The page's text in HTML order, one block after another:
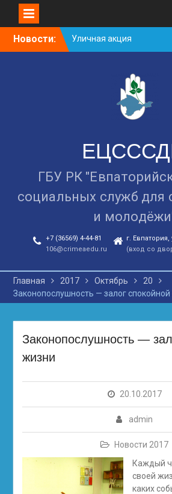
SkipНовости:
Наркотикам — НЕТ!»
Занятие в рамках школы
молодожёнов прошло в
Cоциологический опрос
граждан старше 55 лет по
вопросам занятости
ГБУ РК
социальных служб для
и
+7 (36569) 4-44-81
106@crimeaedu.ru
г.
(вход со
Главная 2017 Октябрь
20
Законопослушность — залог
Законопослушность —
жизни
20.10.2017
admin
Новости 2017
Каждый
своей
каких